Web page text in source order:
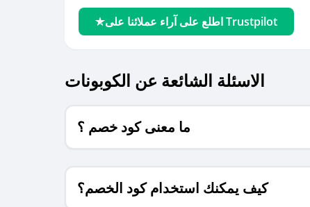
اطلع على آراء عملائنا على Trustpilot
الاسئلة الشائعة عن الكوبونات
ما معنى كود خصم ؟
كيف يمكنك استخدام كود الخصم؟